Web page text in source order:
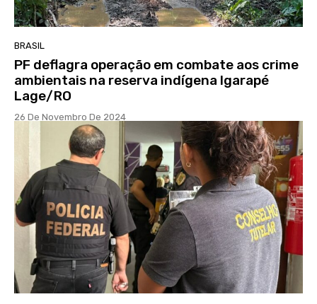
BRASIL
PF deflagra operação em combate aos crime
ambientais na reserva indígena Igarapé
Lage/RO
26 De Novembro De 2024